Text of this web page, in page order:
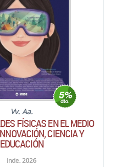
Vv. Aa.
FÍSICAS EN EL MEDIO
CIENCIA Y
EDUCACIÓN
Inde. 2026